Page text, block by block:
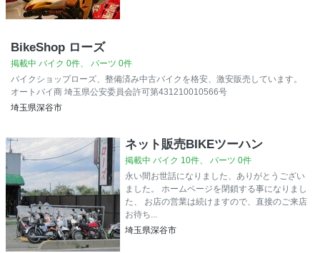
BikeShop ローズ
掲載中 バイク 0件、 パーツ 0件
バイクショップローズ、整備済み中古バイクを格安、激安販売しています。
オートバイ商 埼玉県公安委員会許可第431210010566号
埼玉県深谷市
ネット販売BIKEツーハン
掲載中 バイク 10件、 パーツ 0件
永い間お世話になりました、ありがとうござい
ました。 ホームページを閉鎖する事になりまし
た、 お店の営業は続けますので、直接のご来店
お待ち...
埼玉県深谷市